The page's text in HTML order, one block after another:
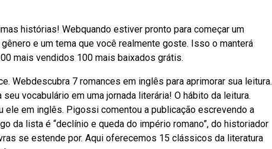
histórias! Webquando estiver pronto para começar um
e um tema que você realmente goste. Isso o manterá
mais vendidos 100 mais baixados grátis.
Webdescubra 7 romances em inglês para aprimorar sua leitura.
vocabulário em uma jornada literária! O hábito da leitura.
ele em inglês. Pigossi comentou a publicação escrevendo a
da lista é “declínio e queda do império romano”, do historiador
se estende por. Aqui oferecemos 15 clássicos da literatura